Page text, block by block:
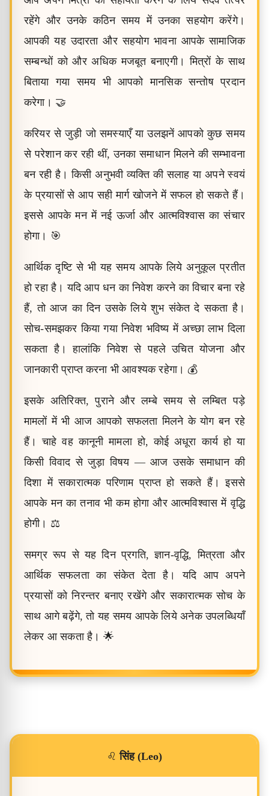
रहेंगे और उनके कठिन समय में उनका सहयोग करेंगे।
आपकी यह उदारता और सहयोग भावना आपके सामाजिक
सम्बन्धों को और अधिक मजबूत बनाएगी। मित्रों के साथ
बिताया गया समय भी आपको मानसिक सन्तोष प्रदान
करेगा। 🤝
करियर से जुड़ी जो समस्याएँ या उलझनें आपको कुछ समय
से परेशान कर रही थीं, उनका समाधान मिलने की सम्भावना
बन रही है। किसी अनुभवी व्यक्ति की सलाह या अपने स्वयं
के प्रयासों से आप सही मार्ग खोजने में सफल हो सकते हैं।
इससे आपके मन में नई ऊर्जा और आत्मविश्वास का संचार
होगा। 🎯
आर्थिक दृष्टि से भी यह समय आपके लिये अनुकूल प्रतीत
हो रहा है। यदि आप धन का निवेश करने का विचार बना रहे
हैं, तो आज का दिन उसके लिये शुभ संकेत दे सकता है।
सोच-समझकर किया गया निवेश भविष्य में अच्छा लाभ दिला
सकता है। हालांकि निवेश से पहले उचित योजना और
जानकारी प्राप्त करना भी आवश्यक रहेगा। 💰
इसके अतिरिक्त, पुराने और लम्बे समय से लम्बित पड़े
मामलों में भी आज आपको सफलता मिलने के योग बन रहे
हैं। चाहे वह कानूनी मामला हो, कोई अधूरा कार्य हो या
किसी विवाद से जुड़ा विषय — आज उसके समाधान की
दिशा में सकारात्मक परिणाम प्राप्त हो सकते हैं। इससे
आपके मन का तनाव भी कम होगा और आत्मविश्वास में वृद्धि
होगी। ⚖️
समग्र रूप से यह दिन प्रगति, ज्ञान-वृद्धि, मित्रता और
आर्थिक सफलता का संकेत देता है। यदि आप अपने
प्रयासों को निरन्तर बनाए रखेंगे और सकारात्मक सोच के
साथ आगे बढ़ेंगे, तो यह समय आपके लिये अनेक उपलब्धियाँ
लेकर आ सकता है। 🌟
♌सिंह (Leo)